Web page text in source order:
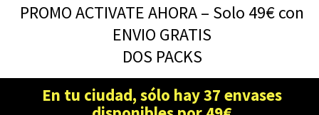
PROMO ACTIVATE AHORA – Solo 49€ con
ENVIO GRATIS
DOS PACKS
En tu ciudad, sólo hay 37 envases